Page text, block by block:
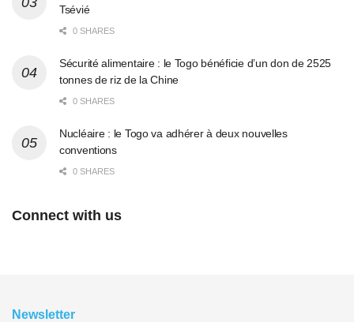
Tsévié
0 SHARES
Sécurité alimentaire : le Togo bénéficie d’un don de 2525
tonnes de riz de la Chine
0 SHARES
Nucléaire : le Togo va adhérer à deux nouvelles
conventions
0 SHARES
Connect with us
Newsletter